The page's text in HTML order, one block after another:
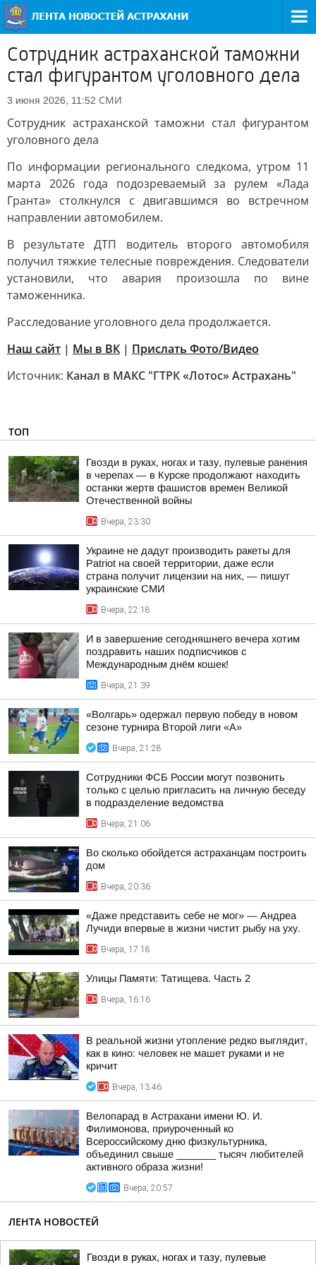
Сотрудник астраханской таможни
стал фигурантом уголовного дела
3 июня 2026, 11:52 СМИ
Сотрудник астраханской таможни стал фигурантом
уголовного дела
По информации регионального следкома, утром 11
марта 2026 года подозреваемый за рулем «Лада
Гранта» столкнулся с двигавшимся во встречном
направлении автомобилем.
В результате ДТП водитель второго автомобиля
получил тяжкие телесные повреждения. Следователи
установили, что авария произошла по вине
таможенника.
Расследование уголовного дела продолжается.
Наш сайт | Мы в ВК | Прислать Фото/Видео
Источник: Канал в МАКС "ГТРК «Лотос» Астрахань"
ТОП
Гвозди в руках, ногах и тазу, пулевые ранения
в черепах — в Курске продолжают находить
останки жертв фашистов времен Великой
Отечественной войны
Вчера, 23:30
Украине не дадут производить ракеты для
Patriot на своей территории, даже если
страна получит лицензии на них, — пишут
украинские СМИ
Вчера, 22:18
И в завершение сегодняшнего вечера хотим
поздравить наших подписчиков с
Международным днём кошек!
Вчера, 21:39
«Волгарь» одержал первую победу в новом
сезоне турнира Второй лиги «А»
Вчера, 21:28
Сотрудники ФСБ России могут позвонить
только с целью пригласить на личную беседу
в подразделение ведомства
Вчера, 21:06
Во сколько обойдется астраханцам построить
дом
Вчера, 20:36
«Даже представить себе не мог» — Андреа
Лучиди впервые в жизни чистит рыбу на уху.
Вчера, 17:18
Улицы Памяти: Татищева. Часть 2
Вчера, 16:16
В реальной жизни утопление редко выглядит,
как в кино: человек не машет руками и не
кричит
Вчера, 13:46
Велопарад в Астрахани имени Ю. И.
Филимонова, приуроченный ко
Всероссийскому дню физкультурника,
объединил свыше _______ тысяч любителей
активного образа жизни!
Вчера, 20:57
ЛЕНТА НОВОСТЕЙ
Гвозди в руках, ногах и тазу, пулевые